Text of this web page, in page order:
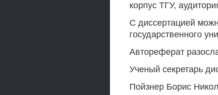
корпус ТГУ,
С диссертацией
государственного
Автореферат
Ученый секретарь
Пойзнер Борис